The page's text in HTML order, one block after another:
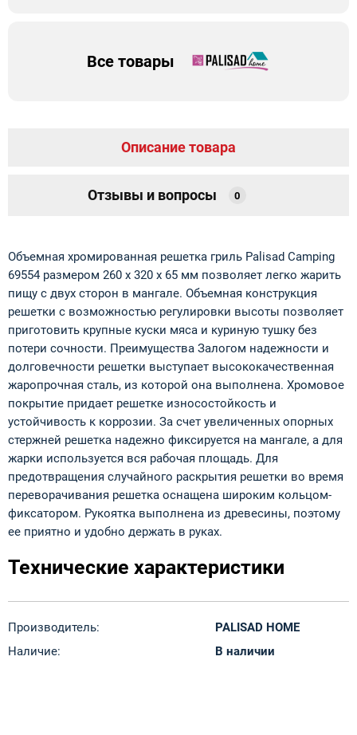
Все товары
Описание товара
Отзывы и вопросы 0
Объемная хромированная решетка гриль Palisad Camping
69554 размером 260 х 320 х 65 мм позволяет легко жарить
пищу с двух сторон в мангале. Объемная конструкция
решетки с возможностью регулировки высоты позволяет
приготовить крупные куски мяса и куриную тушку без
потери сочности. Преимущества Залогом надежности и
долговечности решетки выступает высококачественная
жаропрочная сталь, из которой она выполнена. Хромовое
покрытие придает решетке износостойкость и
устойчивость к коррозии. За счет увеличенных опорных
стержней решетка надежно фиксируется на мангале, а для
жарки используется вся рабочая площадь. Для
предотвращения случайного раскрытия решетки во время
переворачивания решетка оснащена широким кольцом-
фиксатором. Рукоятка выполнена из древесины, поэтому
ее приятно и удобно держать в руках.
Технические характеристики
Производитель:
PALISAD HOME
Наличие:
В наличии